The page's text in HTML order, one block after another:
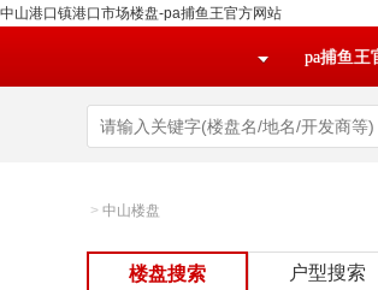
中山港口镇港口市场楼盘-pa捕鱼王官方网站
pa捕鱼王
> 中山楼盘
楼盘搜索 户型搜索